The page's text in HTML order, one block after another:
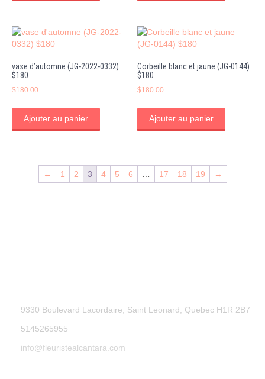
vase d’automne (JG-2022-0332)
$180
$180.00
Ajouter au panier
Corbeille blanc et jaune (JG-0144)
$180
$180.00
Ajouter au panier
← 1 2 3 4 5 6 17 18 19 →
9330 Boulevard Lacordaire, Saint Leonard, Quebec H1R 2B7
5145265955
info@fleuristealcantara.com